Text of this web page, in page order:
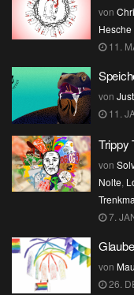
von
Hesche
11.
von
11.
Trippy
von
Nolte,
7.
von
26.